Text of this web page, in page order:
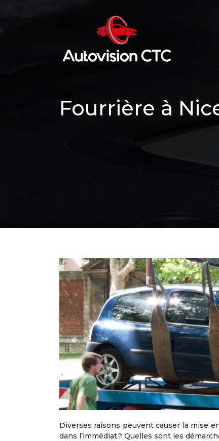
Fourrière à
Diverses raisons peuvent causer la mise
dans l’immédiat ? Quelles sont les